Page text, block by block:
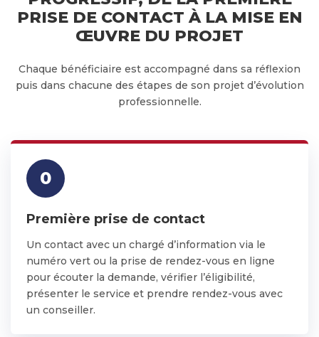
PRISE DE CONTACT À LA MISE EN
ŒUVRE DU PROJET
Chaque bénéficiaire est accompagné dans sa réflexion
puis dans chacune des étapes de son projet d’évolution
professionnelle.
0
Première prise de contact
Un contact avec un chargé d’information via le
numéro vert ou la prise de rendez-vous en ligne
pour écouter la demande, vérifier l’éligibilité,
présenter le service et prendre rendez-vous avec
un conseiller.